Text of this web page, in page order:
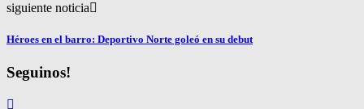
siguiente noticia
Héroes en el barro: Deportivo Norte goleó en su debut
Seguinos!